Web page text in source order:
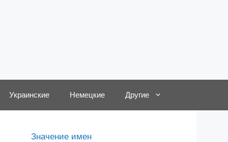
Украинские Немецкие Другие
Значение имен